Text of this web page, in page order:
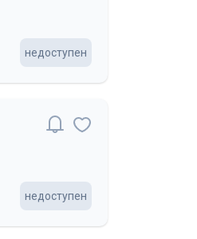
недоступен
недоступен